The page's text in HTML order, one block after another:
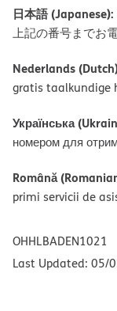
日本語 (Japanese):
上記の番号までお
Nederlands
gratis taalkundige
Українська
номером для
Română
primi servicii de
OHHLBADEN1021
Last Updated: 05/